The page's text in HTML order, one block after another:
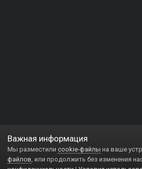
Важная информация
Мы разместили cookie-файлы на ваше
файлов, или продолжить без изменения